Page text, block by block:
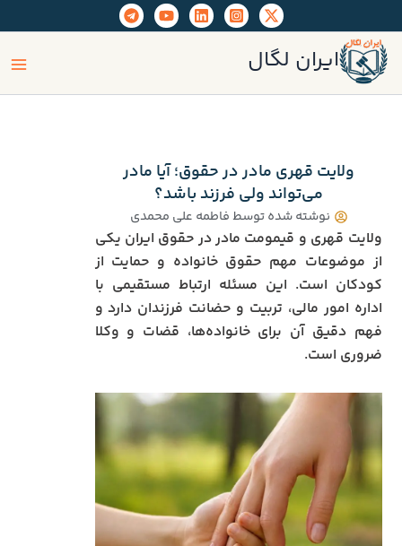
به
محتوا
ایران لگال
ولایت قهری مادر در حقوق؛ آیا مادر
می‌تواند ولی فرزند باشد؟
نوشته شده توسطفاطمه علی محمدی
ولایت قهری و قیمومت مادر در حقوق ایران یکی
از موضوعات مهم حقوق خانواده و حمایت از
کودکان است. این مسئله ارتباط مستقیمی با
اداره امور مالی، تربیت و حضانت فرزندان دارد و
فهم دقیق آن برای خانواده‌ها، قضات و وکلا
ضروری است.